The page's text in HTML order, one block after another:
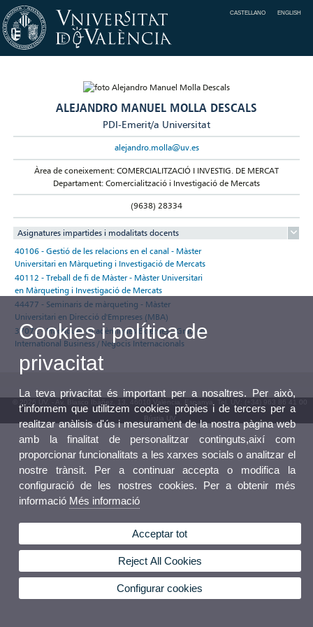
CASTELLANO ENGLISH
ALEJANDRO MANUEL MOLLA DESCALS
PDI-Emerit/a Universitat
alejandro.molla@uv.es
Àrea de coneixement: COMERCIALITZACIÓ I INVESTIG. DE MERCAT
Departament: Comercialització i Investigació de Mercats
(9638) 28334
Asignatures impartides i modalitats docents
40106 - Gestió de les relacions en el canal - Màster
Universitari en Màrqueting i Investigació de Mercats
40112 - Treball de fi de Màster - Màster Universitari
en Màrqueting i Investigació de Mercats
44477 - Seminaris de màrqueting - Màster
Universitari en Direcció d'Empreses (MBA)
37072 - Pràctiques Acadèmiques Externes - Grau en
International Business / Negocis Internacionals
© 2026 UV. - Av. Blasco Ibáñez, 13. 46010 València. Espanya. Tel. UV: (+34) 963 86 41 00
Bústia UV
Cookies i política de
privacitat
La teva privacitat és important per a nosaltres. Per això,
t'informem que utilitzem cookies pròpies i de tercers per a
realitzar anàlisis d'ús i mesurament de la nostra pàgina web
amb la finalitat de personalitzar continguts,així com
proporcionar funcionalitats a les xarxes socials o analitzar el
nostre trànsit. Per a continuar accepta o modifica la
configuració de les nostres cookies. Per a obtenir més
informació Més informació
Acceptar tot
Reject All Cookies
Configurar cookies